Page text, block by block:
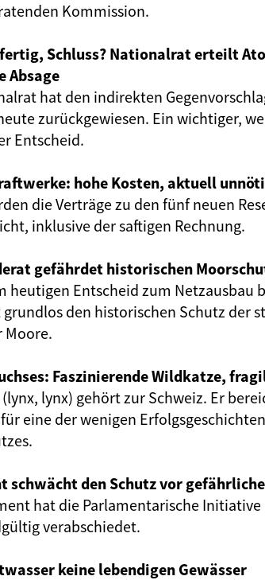
Kommission.
Schluss? Nationalrat erteilt
Absage
hat den indirekten
zurückgewiesen. Ein wichtiger,
Entscheid.
hohe Kosten, aktuell
die Verträge zu den fünf neuen
inklusive der saftigen Rechnung.
gefährdet historischen
heutigen Entscheid zum Netzausbau
den historischen Schutz der
Moore.
Faszinierende Wildkatze,
(lynx, lynx) gehört zur Schweiz. Er
eine der wenigen
schwächt den Schutz vor
hat die Parlamentarische Initiative
verabschiedet.
keine lebendigen Gewässer